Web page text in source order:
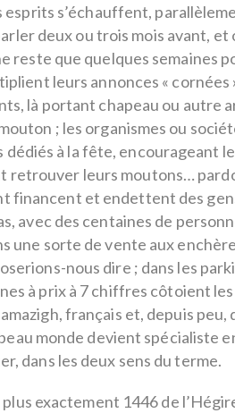
esprits s’échauffent,
deux ou trois mois avant, et
reste que quelques semaines
leurs annonces « cornées
là portant chapeau ou autre
; les organismes ou
à la fête, encourageant
retrouver leurs moutons…
financent et endettent des
avec des centaines de
une sorte de vente aux
nous dire ; dans les
à prix à 7 chiffres côtoient
français et, depuis peu,
monde devient spécialiste
dans les deux sens du terme.
exactement 1446 de